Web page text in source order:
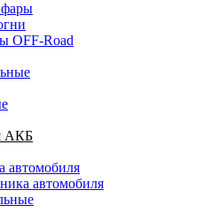
OFF-Road
АКБ
автомобиля
автомобиля